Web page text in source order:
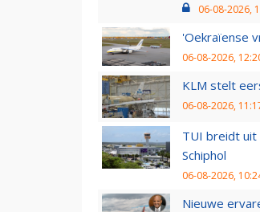
06-08-2026,
'Oekraïense
06-08-2026,
KLM stelt
06-08-2026,
TUI breidt uit
Schiphol
06-08-2026,
Nieuwe